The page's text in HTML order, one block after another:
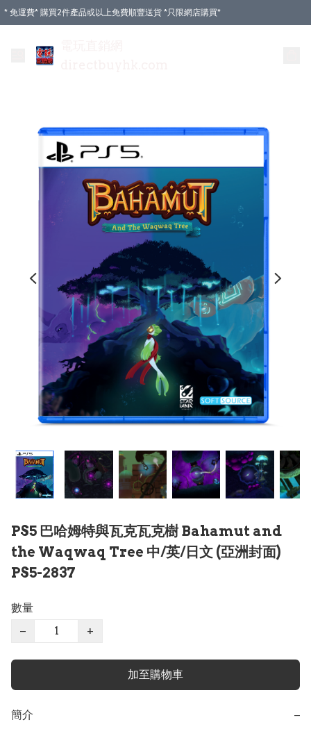
* 免運費* 購買2件產品或以上免費順豐送貨 *只限網店購買*
PS5 巴哈姆特與瓦克瓦克樹 Bahamut and
the Waqwaq Tree 中/英/日文 (亞洲封面)
PS5-2837
數量
−
+
加至購物車
簡介 −